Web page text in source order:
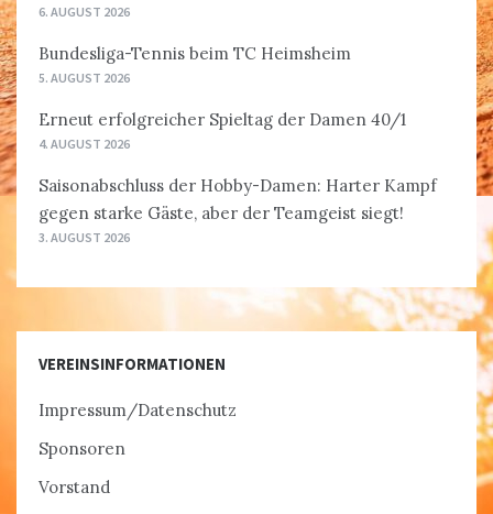
6. AUGUST 2026
Bundesliga-Tennis beim TC Heimsheim
5. AUGUST 2026
Erneut erfolgreicher Spieltag der Damen 40/1
4. AUGUST 2026
Saisonabschluss der Hobby-Damen: Harter Kampf
gegen starke Gäste, aber der Teamgeist siegt!
3. AUGUST 2026
VEREINSINFORMATIONEN
Impressum/Datenschutz
Sponsoren
Vorstand